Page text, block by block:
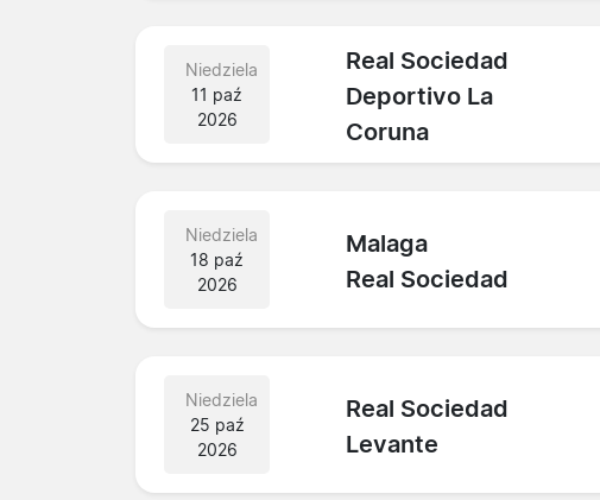
Niedziela
11 paź
2026
Real Sociedad
Deportivo La
Coruna
Niedziela
18 paź
2026
Malaga
Real Sociedad
Niedziela
25 paź
2026
Real Sociedad
Levante